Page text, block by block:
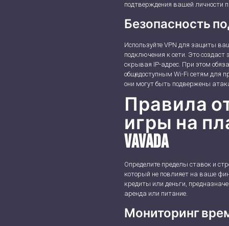
подтверждения вашей личности
Безопасность
Используйте VPN для защиты
подключения к сети. Это
скрывая IP-адрес. При этом
общедоступным Wi-Fi сетям для
они могут быть подвержены
Правила
игры на
Vavada
Определите пределы ставок и
который не повлияет на ваше
кредиты или деньги,
аренда или питание.
Мониторинг